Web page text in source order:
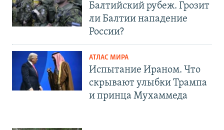
Балтийский рубеж. Грозит
ли Балтии нападение
России?
АТЛАС МИРА
Испытание Ираном. Что
скрывают улыбки Трампа
и принца Мухаммеда